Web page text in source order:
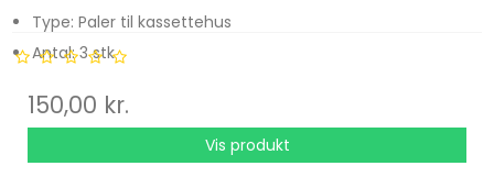
Type: Paler til kassettehus
Antal: 3 stk
150,00 kr.
Vis produkt